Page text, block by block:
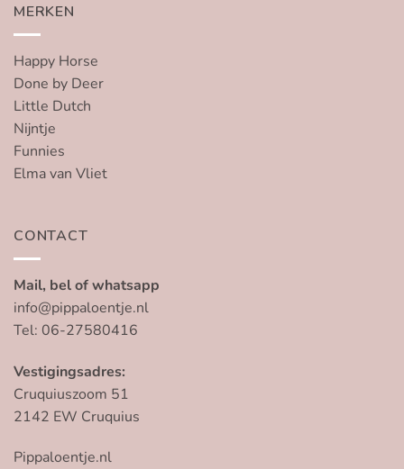
MERKEN
Happy Horse
Done by Deer
Little Dutch
Nijntje
Funnies
Elma van Vliet
CONTACT
Mail, bel of whatsapp
info@pippaloentje.nl
Tel: 06-27580416
Vestigingsadres:
Cruquiuszoom 51
2142 EW Cruquius
Pippaloentje.nl